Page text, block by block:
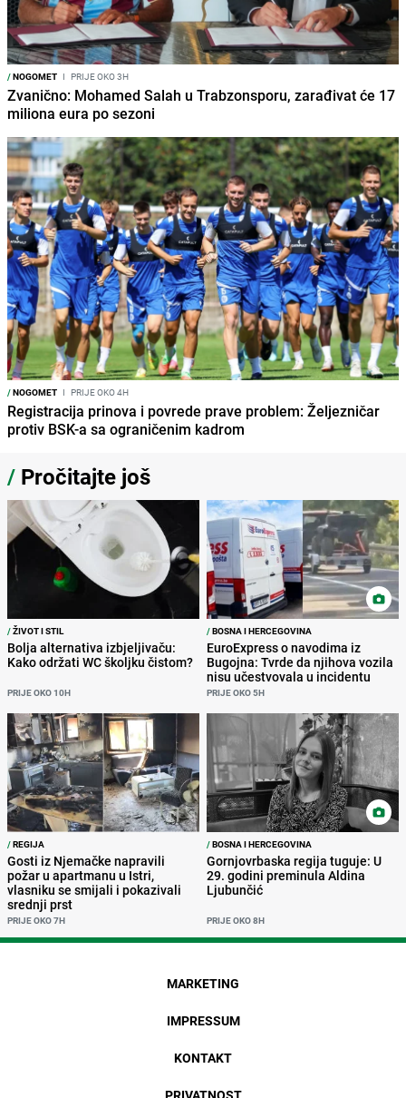
/NOGOMET I PRIJE OKO 3H
Zvanično: Mohamed Salah u Trabzonsporu, zarađivat će 17
miliona eura po sezoni
/NOGOMET I PRIJE OKO 4H
Registracija prinova i povrede prave problem: Željezničar
protiv BSK-a sa ograničenim kadrom
/ Pročitajte još
/ŽIVOT I STIL
Bolja alternativa izbjeljivaču:
Kako održati WC školjku čistom?
PRIJE OKO 10H
/BOSNA I HERCEGOVINA
EuroExpress o navodima iz
Bugojna: Tvrde da njihova vozila
nisu učestvovala u incidentu
PRIJE OKO 5H
/REGIJA
Gosti iz Njemačke napravili
požar u apartmanu u Istri,
vlasniku se smijali i pokazivali
srednji prst
PRIJE OKO 7H
/BOSNA I HERCEGOVINA
Gornjovrbaska regija tuguje: U
29. godini preminula Aldina
Ljubunčić
PRIJE OKO 8H
MARKETING
IMPRESSUM
KONTAKT